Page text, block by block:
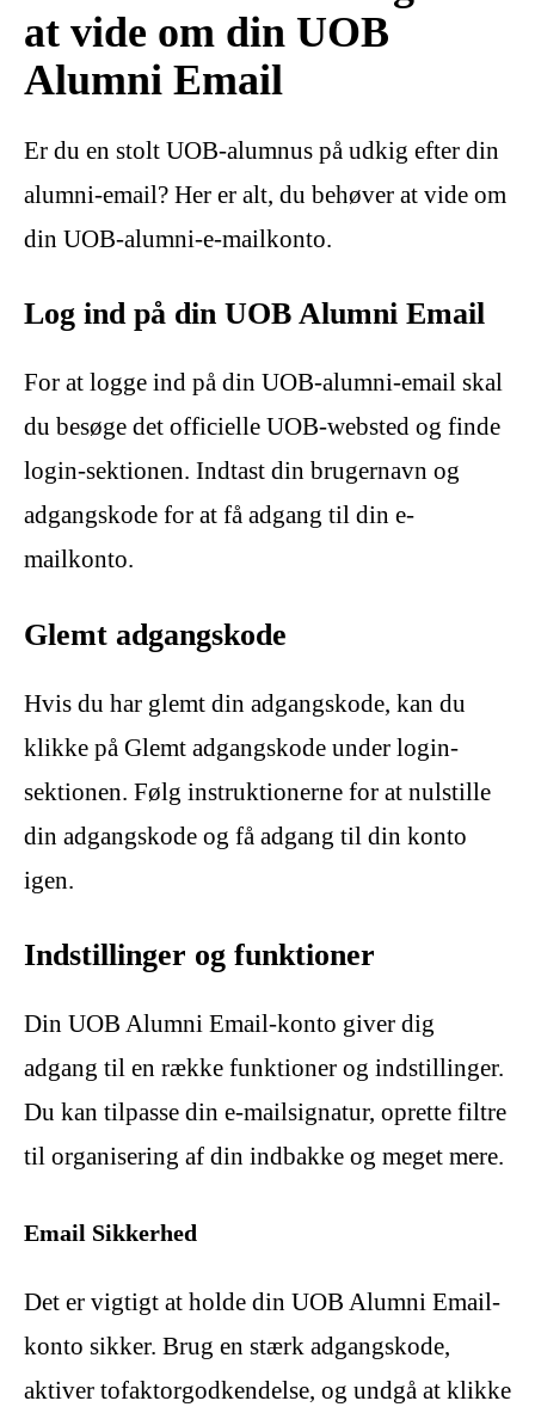
at vide om din UOB
Alumni Email
Er du en stolt UOB-alumnus på udkig efter din
alumni-email? Her er alt, du behøver at vide om
din UOB-alumni-e-mailkonto.
Log ind på din UOB Alumni Email
For at logge ind på din UOB-alumni-email skal
du besøge det officielle UOB-websted og finde
login-sektionen. Indtast din brugernavn og
adgangskode for at få adgang til din e-
mailkonto.
Glemt adgangskode
Hvis du har glemt din adgangskode, kan du
klikke på Glemt adgangskode under login-
sektionen. Følg instruktionerne for at nulstille
din adgangskode og få adgang til din konto
igen.
Indstillinger og funktioner
Din UOB Alumni Email-konto giver dig
adgang til en række funktioner og indstillinger.
Du kan tilpasse din e-mailsignatur, oprette filtre
til organisering af din indbakke og meget mere.
Email Sikkerhed
Det er vigtigt at holde din UOB Alumni Email-
konto sikker. Brug en stærk adgangskode,
aktiver tofaktorgodkendelse, og undgå at klikke